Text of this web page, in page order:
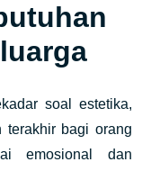
soal estetika,
terakhir bagi orang
emosional dan